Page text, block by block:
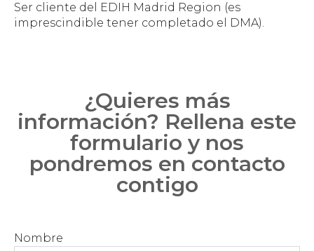
Ser cliente del EDIH Madrid Region (es
imprescindible tener completado el DMA).
¿Quieres más
información? Rellena este
formulario y nos
pondremos en contacto
contigo
Nombre